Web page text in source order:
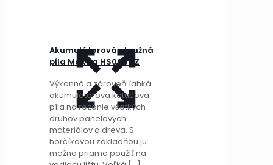
Akumulátorová okružná
píla Makita HS009GZ
Výkonná a zároveň ľahká
akumulátorová kotúčová
píla na rezanie všetkých
druhov panelových
materiálov a dreva. S
horčíkovou základňou ju
možno priamo použiť na